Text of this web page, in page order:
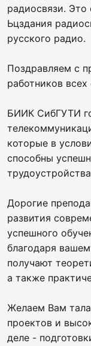
радиосвязи. Это
Ьцздания
русского радио.
Поздравляем с
работников всех
БИИК СибГУТИ
которые в
способны
Дорогие
развития
успешного
благодаря
получают
а также
Желаем Вам
проектов и
деле -